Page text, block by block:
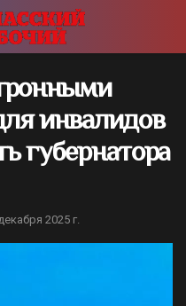
инвалидов
губернатора
2025 г.